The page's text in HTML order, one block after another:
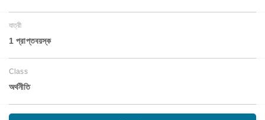
যাত্রী
1 প্রাপ্তবয়স্ক
Class
অর্থনীতি